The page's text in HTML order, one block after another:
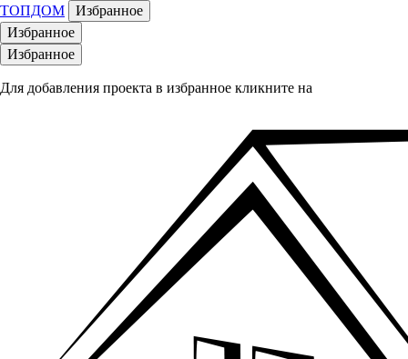
ТОПДОМ
Избранное
Избранное
Избранное
Для добавления проекта в избранное кликните на